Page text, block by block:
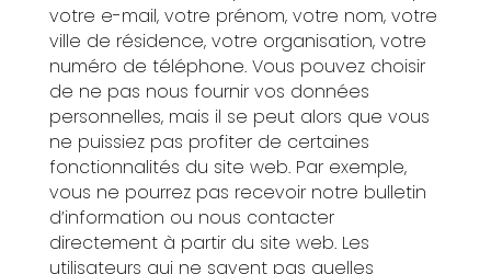
votre e-mail, votre prénom, votre nom, votre
ville de résidence, votre organisation, votre
numéro de téléphone. Vous pouvez choisir
de ne pas nous fournir vos données
personnelles, mais il se peut alors que vous
ne puissiez pas profiter de certaines
fonctionnalités du site web. Par exemple,
vous ne pourrez pas recevoir notre bulletin
d’information ou nous contacter
directement à partir du site web. Les
utilisateurs qui ne savent pas quelles